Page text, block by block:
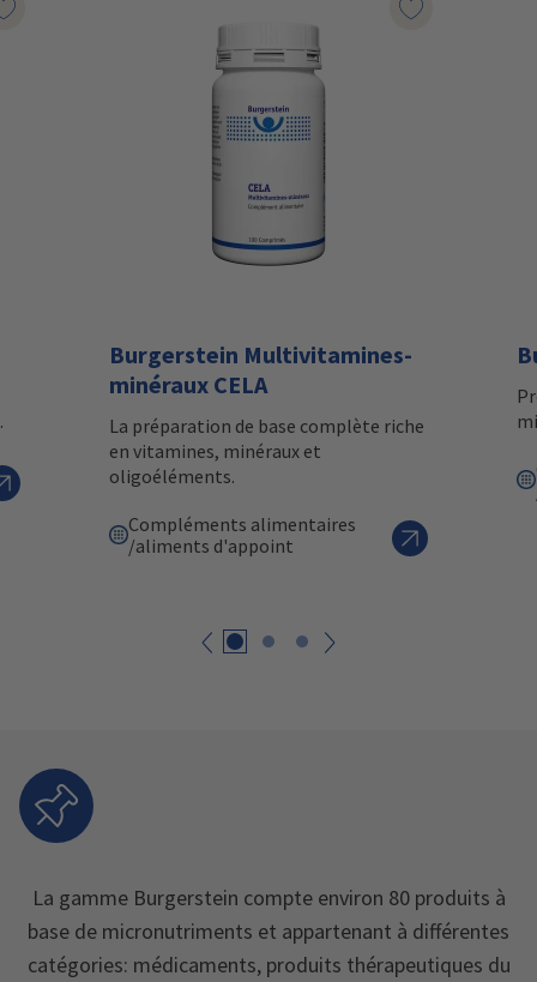
Marqueur le produit
Burgerstein Multivitamines-
minéraux CELA
La préparation de base complète riche
en vitamines, minéraux et
oligoéléments.
Compléments alimentaires
/aliments d'appoint
Marqueur le
La gamme Burgerstein compte environ 80 produits à
base de micronutriments et appartenant à différentes
catégories: médicaments, produits thérapeutiques du